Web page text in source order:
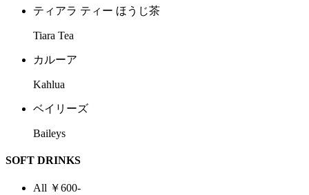
ティアラ ティー ほうじ茶
Tiara Tea
カルーア
Kahlua
ベイリーズ
Baileys
SOFT DRINKS
All ￥600-